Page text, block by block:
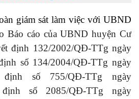
giám sát làm việc với UBND
Báo cáo của UBND huyện Cư
định 132/2002/QĐ-TTg ngày
số 134/2004/QĐ-TTg ngày
định số 755/QĐ-TTg ngày
định số 2085/QĐ-TTg ngày